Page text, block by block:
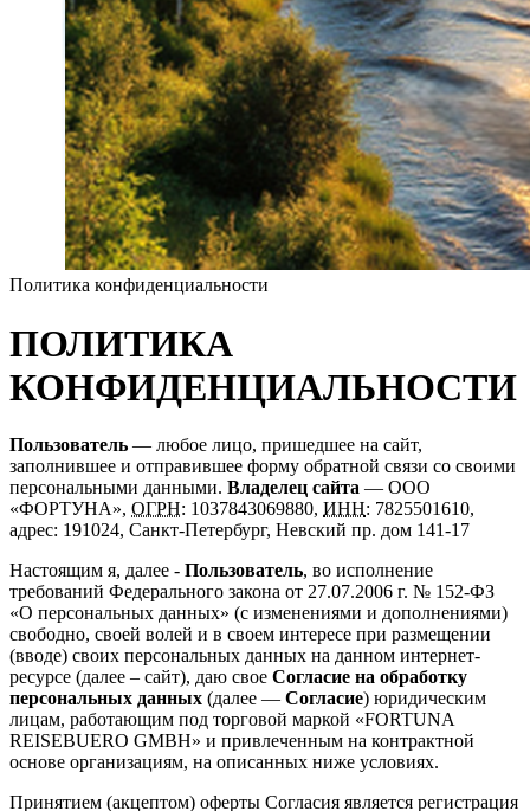
Политика конфиденциальности
ПОЛИТИКА
КОНФИДЕНЦИАЛЬНОСТИ
Пользователь — любое лицо, пришедшее на сайт,
заполнившее и отправившее форму обратной связи со своими
персональными данными. Владелец сайта — ООО
«ФОРТУНА», ОГРН: 1037843069880, ИНН: 7825501610,
адрес: 191024, Санкт-Петербург, Невский пр. дом 141-17
Настоящим я, далее - Пользователь, во исполнение
требований Федерального закона от 27.07.2006 г. № 152-ФЗ
«О персональных данных» (с изменениями и дополнениями)
свободно, своей волей и в своем интересе при размещении
(вводе) своих персональных данных на данном интернет-
ресурсе (далее – сайт), даю свое Согласие на обработку
персональных данных (далее — Согласие) юридическим
лицам, работающим под торговой маркой «FORTUNA
REISEBUERO GMBH» и привлеченным на контрактной
основе организациям, на описанных ниже условиях.
Принятием (акцептом) оферты Согласия является регистрация